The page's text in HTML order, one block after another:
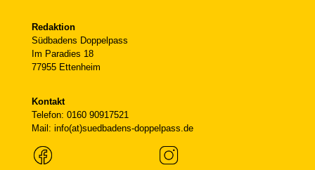
Redaktion
Südbadens Doppelpass
Im Paradies 18
77955 Ettenheim
Kontakt
Telefon: 0160 90917521
Mail: info(at)suedbadens-doppelpass.de